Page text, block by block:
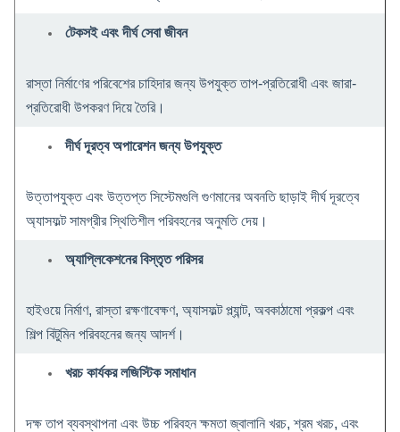
টেকসই এবং দীর্ঘ সেবা জীবন
রাস্তা নির্মাণের পরিবেশের চাহিদার জন্য উপযুক্ত তাপ-প্রতিরোধী এবং জারা-
প্রতিরোধী উপকরণ দিয়ে তৈরি।
দীর্ঘ দূরত্ব অপারেশন জন্য উপযুক্ত
উত্তাপযুক্ত এবং উত্তপ্ত সিস্টেমগুলি গুণমানের অবনতি ছাড়াই দীর্ঘ দূরত্বে
অ্যাসফল্ট সামগ্রীর স্থিতিশীল পরিবহনের অনুমতি দেয়।
অ্যাপ্লিকেশনের বিস্তৃত পরিসর
হাইওয়ে নির্মাণ, রাস্তা রক্ষণাবেক্ষণ, অ্যাসফল্ট প্ল্যান্ট, অবকাঠামো প্রকল্প এবং
শিল্প বিটুমিন পরিবহনের জন্য আদর্শ।
খরচ কার্যকর লজিস্টিক সমাধান
দক্ষ তাপ ব্যবস্থাপনা এবং উচ্চ পরিবহন ক্ষমতা জ্বালানি খরচ, শ্রম খরচ, এবং